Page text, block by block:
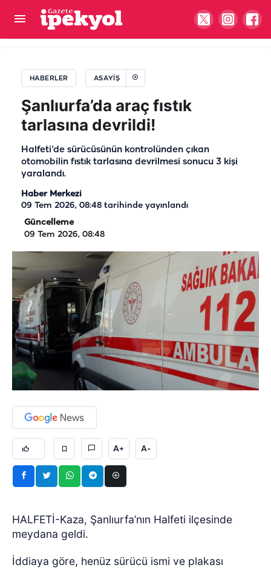
HABERLER ASAYIŞ
Şanlıurfa’da araç fıstık
tarlasına devrildi!
Halfeti’de sürücüsünün kontrolünden çıkan
otomobilin fıstık tarlasına devrilmesi sonucu 3 kişi
yaralandı.
Haber Merkezi
09 Tem 2026, 08:48 tarihinde yayınlandı
Güncelleme
09 Tem 2026, 08:48
A+ A-
HALFETİ-Kaza, Şanlıurfa’nın Halfeti ilçesinde
meydana geldi.
İddiaya göre, henüz sürücü ismi ve plakası
Viranşehir'deki istismar kayıtlara geçti: Türbede